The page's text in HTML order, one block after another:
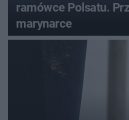
ramówce Polsatu.
marynarce